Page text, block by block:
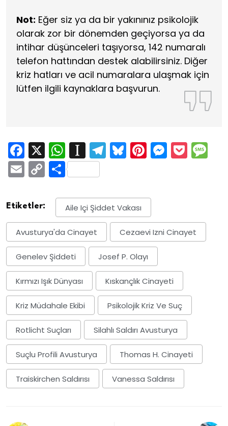
Not: Eğer siz ya da bir yakınınız psikolojik
olarak zor bir dönemden geçiyorsa ya da
intihar düşünceleri taşıyorsa, 142 numaralı
telefon hattından destek alabilirsiniz. Diğer
kriz hatları ve acil numaralara ulaşmak için
lütfen ilgili kaynaklara başvurun.
Facebook
X WhatsApp
Instapaper
Telegram
Bluesky
Pinterest
EmailCopy
Share
Etiketler: Aile Içi Şiddet Vakası
Avusturya'da Cinayet Cezaevi Izni Cinayet
Genelev Şiddeti Josef P. Olayı
Kırmızı Işık Dünyası Kıskançlık Cinayeti
Kriz Müdahale Ekibi Psikolojik Kriz Ve Suç
Rotlicht Suçları Silahlı Saldırı Avusturya
Suçlu Profili Avusturya Thomas H. Cinayeti
Traiskirchen Saldırısı Vanessa Saldırısı